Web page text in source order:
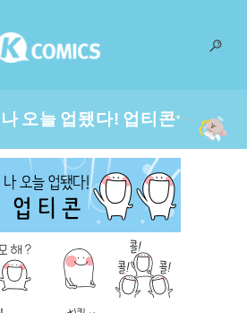
오늘 업됐다! 업티콘